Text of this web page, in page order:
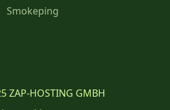
Smokeping
ZAP-HOSTING GMBH